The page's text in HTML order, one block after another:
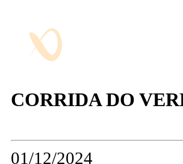
CORRIDA DO
01/12/2024